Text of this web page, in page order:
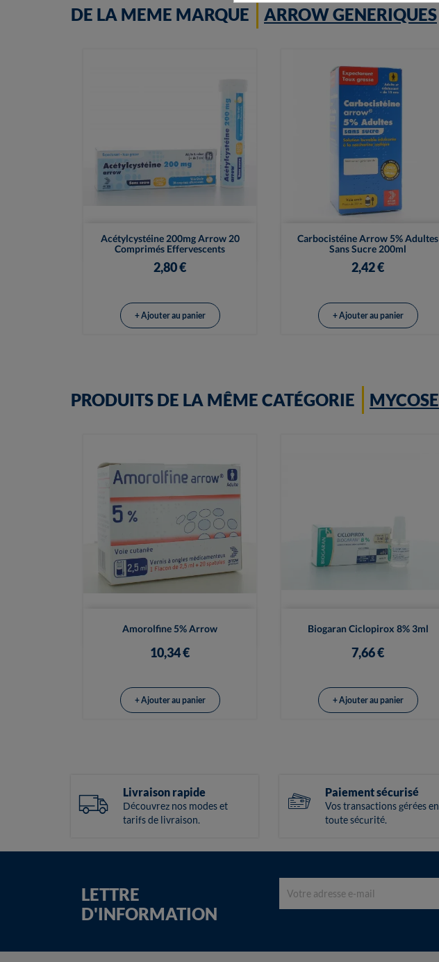
DE LA MEME MARQUE ARROW GENERIQUES
Acétylcystéine 200mg Arrow 20
Comprimés Effervescents
2,80 €
Vue rapide
+ Ajouter au panier
Carbocistéine Arrow 5% Adultes
Sans Sucre 200ml
2,42 €
Vue rapide
+ Ajouter au panier
PRODUITS DE LA MÊME CATÉGORIE MYCOSE
Amorolfine 5% Arrow
10,34 €
Vue rapide
+ Ajouter au panier
Biogaran Ciclopirox 8% 3ml
7,66 €
 Vue rapide
+ Ajouter au panier
Livraison rapide
Découvrez nos modes et
tarifs de livraison.
Paiement sécurisé
Vos transactions gérées en
toute sécurité.
LETTRE
D'INFORMATION